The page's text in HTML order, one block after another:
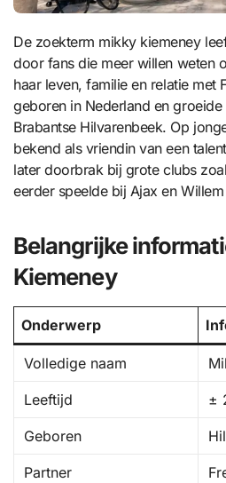
De zoekterm mikky kiemeney leeftijd wordt vaak gezocht
door fans die meer willen weten
haar leven, familie en relatie met
geboren in Nederland en
Brabantse Hilvarenbeek. Op
bekend als vriendin van een
later doorbrak bij grote clubs
eerder speelde bij Ajax en Willem
Belangrijke
Kiemeney
Onderwerp
Volledige naam
Leeftijd ±
Geboren
Partner